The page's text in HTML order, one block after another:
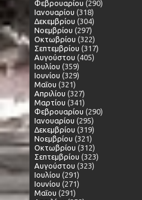
Φεβρουαρίου (290)
Ιανουαρίου (318)
Δεκεμβρίου (304)
Νοεμβρίου (297)
Οκτωβρίου (322)
Σεπτεμβρίου (317)
Αυγούστου (405)
Ιουλίου (359)
Ιουνίου (329)
Μαΐου (321)
Απριλίου (327)
Μαρτίου (341)
Φεβρουαρίου (290)
Ιανουαρίου (295)
Δεκεμβρίου (319)
Νοεμβρίου (321)
Οκτωβρίου (312)
Σεπτεμβρίου (323)
Αυγούστου (323)
Ιουλίου (291)
Ιουνίου (271)
Μαΐου (291)